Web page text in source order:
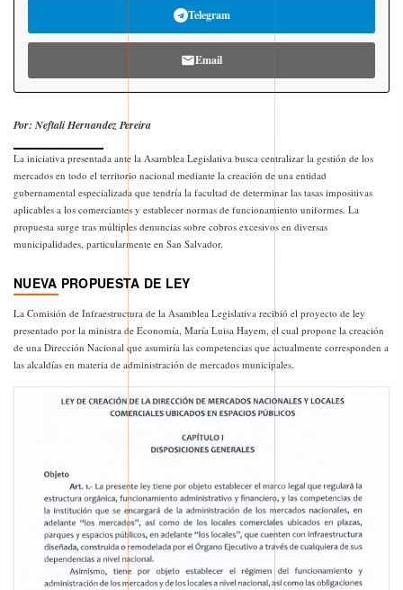
Telegram
Email
Por: Neftali Hernandez Pereira
La iniciativa presentada ante la Asamblea Legislativa busca centralizar la gestión de los
mercados en todo el territorio nacional mediante la creación de una entidad
gubernamental especializada que tendría la facultad de determinar las tasas impositivas
aplicables a los comerciantes y establecer normas de funcionamiento uniformes. La
propuesta surge tras múltiples denuncias sobre cobros excesivos en diversas
municipalidades, particularmente en San Salvador.
NUEVA PROPUESTA DE LEY
La Comisión de Infraestructura de la Asamblea Legislativa recibió el proyecto de ley
presentado por la ministra de Economía, María Luisa Hayem, el cual propone la creación
de una Dirección Nacional que asumiría las competencias que actualmente corresponden a
las alcaldías en materia de administración de mercados municipales.